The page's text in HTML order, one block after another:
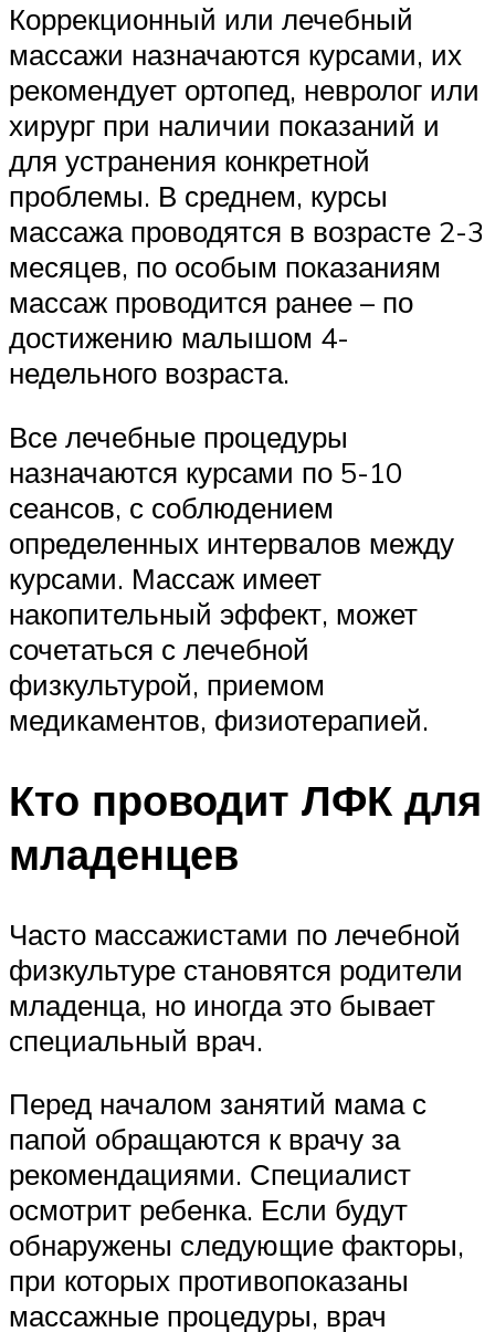
Коррекционный или лечебный
массажи назначаются курсами, их
рекомендует ортопед, невролог или
хирург при наличии показаний и
для устранения конкретной
проблемы. В среднем, курсы
массажа проводятся в возрасте 2-3
месяцев, по особым показаниям
массаж проводится ранее – по
достижению малышом 4-
недельного возраста.
Все лечебные процедуры
назначаются курсами по 5-10
сеансов, с соблюдением
определенных интервалов между
курсами. Массаж имеет
накопительный эффект, может
сочетаться с лечебной
физкультурой, приемом
медикаментов, физиотерапией.
Кто проводит ЛФК для
младенцев
Часто массажистами по лечебной
физкультуре становятся родители
младенца, но иногда это бывает
специальный врач.
Перед началом занятий мама с
папой обращаются к врачу за
рекомендациями. Специалист
осмотрит ребенка. Если будут
обнаружены следующие факторы,
при которых противопоказаны
массажные процедуры, врач